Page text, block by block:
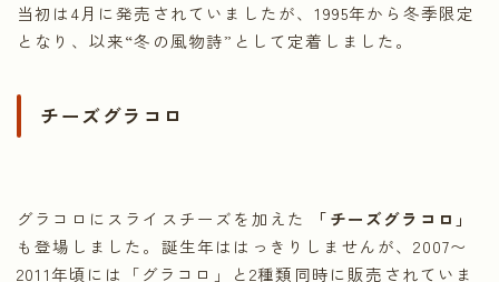
当初は4月に発売されていましたが、1995年から冬季限定
となり、以来“冬の風物詩”として定着しました。
チーズグラコロ
グラコロにスライスチーズを加えた
「チーズグラコロ」
も登場しました。誕生年ははっきりしませんが、2007〜
2011年頃には「グラコロ」と2種類同時に販売されていま